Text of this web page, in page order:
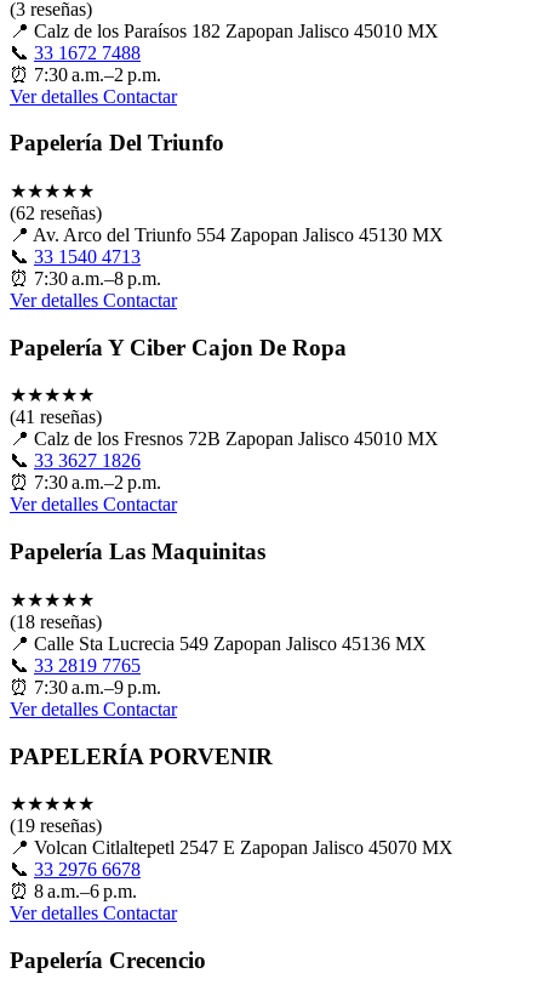
(3 reseñas)
📍 Calz de los Paraísos 182 Zapopan Jalisco 45010 MX
📞 33 1672 7488
⏰ 7:30 a.m.–2 p.m.
Ver detalles Contactar
Papelería Del Triunfo
★★★★★
(62 reseñas)
📍 Av. Arco del Triunfo 554 Zapopan Jalisco 45130 MX
📞 33 1540 4713
⏰ 7:30 a.m.–8 p.m.
Ver detalles Contactar
Papelería Y Ciber Cajon De Ropa
★★★★★
(41 reseñas)
📍 Calz de los Fresnos 72B Zapopan Jalisco 45010 MX
📞 33 3627 1826
⏰ 7:30 a.m.–2 p.m.
Ver detalles Contactar
Papelería Las Maquinitas
★★★★★
(18 reseñas)
📍 Calle Sta Lucrecia 549 Zapopan Jalisco 45136 MX
📞 33 2819 7765
⏰ 7:30 a.m.–9 p.m.
Ver detalles Contactar
PAPELERÍA PORVENIR
★★★★★
(19 reseñas)
📍 Volcan Citlaltepetl 2547 E Zapopan Jalisco 45070 MX
📞 33 2976 6678
⏰ 8 a.m.–6 p.m.
Ver detalles Contactar
Papelería Crecencio